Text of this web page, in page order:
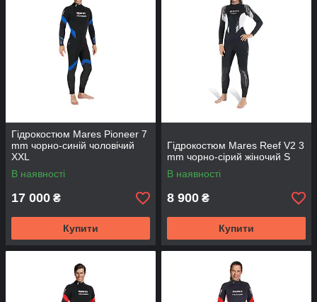
Гідрокостюм Mares Pioneer 7
mm чорно-синій чоловічий
XXL
В наявності
17 000 ₴
Купити
Гідрокостюм Mares Reef V2 3
mm чорно-сірий жіночий S
В наявності
8 900 ₴
Купити